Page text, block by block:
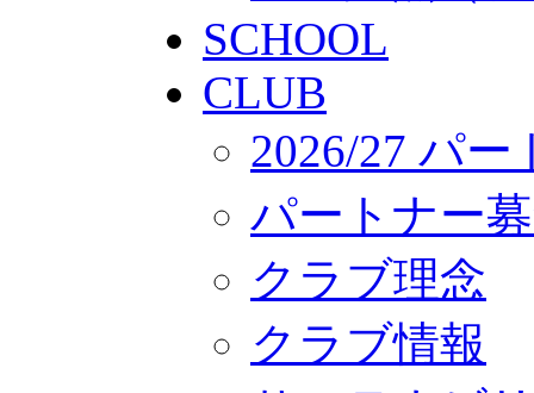
SCHOOL
CLUB
2026/27 パ
パートナー
クラブ理念
クラブ情報